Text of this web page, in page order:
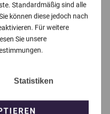
Standardmäßig sind alle
können diese jedoch nach
Für weitere
Sie unsere
Statistiken